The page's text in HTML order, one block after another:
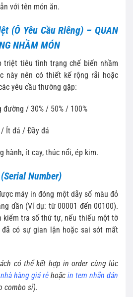
với tên món ăn.
(Ô Yêu Cầu Riêng) – QUAN
NHẦM MÓN
triệt tiêu tình trạng chế biến nhầm
này nên có thiết kế rộng rãi hoặc
yêu cầu thường gặp:
đường / 30% / 50% / 100%
/ Ít đá / Đầy đá
hành, ít cay, thúc nổi, ép kim.
Number)
máy in đóng một dãy số màu đỏ
dần (Ví dụ: từ 00001 đến 00100).
kiểm tra số thứ tự, nếu thiếu một tờ
có sự gian lận hoặc sai sót mất
có thể kết hợp in order cùng lúc
hàng giá rẻ hoặc in tem nhãn dán
combo sỉ).